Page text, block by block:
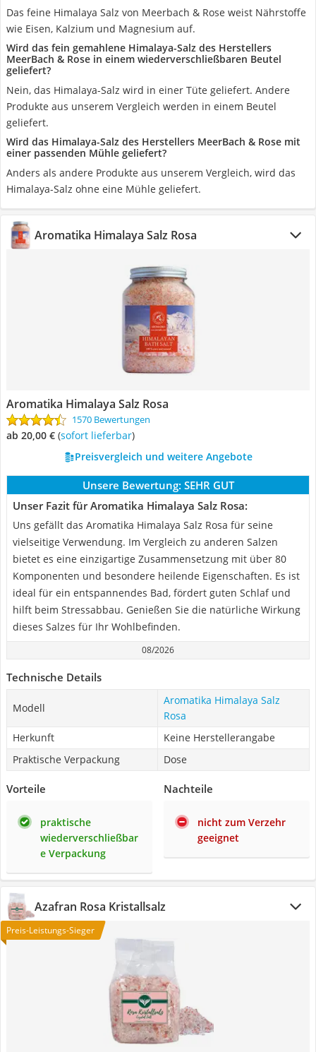
Das feine Himalaya Salz von Meerbach & Rose weist Nährstoffe
wie Eisen, Kalzium und Magnesium auf.
Wird das fein gemahlene Himalaya-Salz des Herstellers
MeerBach & Rose in einem wiederverschließbaren Beutel
geliefert?
Nein, das Himalaya-Salz wird in einer Tüte geliefert. Andere
Produkte aus unserem Vergleich werden in einem Beutel
geliefert.
Wird das Himalaya-Salz des Herstellers MeerBach & Rose mit
einer passenden Mühle geliefert?
Anders als andere Produkte aus unserem Vergleich, wird das
Himalaya-Salz ohne eine Mühle geliefert.
Aromatika Himalaya Salz Rosa
Aromatika Himalaya Salz Rosa
1570 Bewertungen
ab 20,00 € ( Sofort lieferbar)
Preisvergleich und weitere Angebote
Unsere Bewertung: SEHR GUT
Unser Fazit für Aromatika Himalaya Salz Rosa:
Uns gefällt das Aromatika Himalaya Salz Rosa für seine
vielseitige Verwendung. Im Vergleich zu anderen Salzen
bietet es eine einzigartige Zusammensetzung mit über 80
Komponenten und besondere heilende Eigenschaften. Es ist
ideal für ein entspannendes Bad, fördert guten Schlaf und
hilft beim Stressabbau. Genießen Sie die natürliche Wirkung
dieses Salzes für Ihr Wohlbefinden.
08/2026
Technische Details
Modell
Aromatika Himalaya Salz
Rosa
Herkunft
Keine Herstellerangabe
Praktische Verpackung
Dose
Vorteile
praktische
wiederverschließbar
e Verpackung
Nachteile
nicht zum Verzehr
geeignet
Azafran Rosa Kristallsalz
Preis-Leistungs-Sieger